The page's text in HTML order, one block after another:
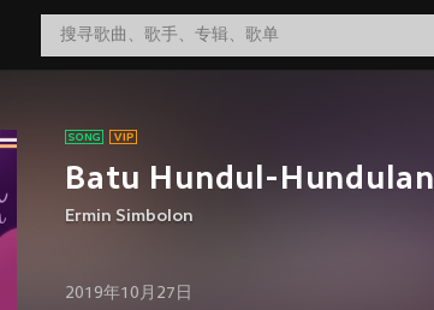
Batu Hundul-Hundulan
Ermin Simbolon
2019年10月27日